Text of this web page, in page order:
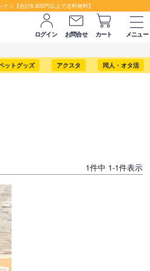
リ【合計6,600円以上で送料無料】
ログイン お問合せ カート
メニュー
ットグッズ アクスタ 同人・オタ活
1件中 1-1件表示